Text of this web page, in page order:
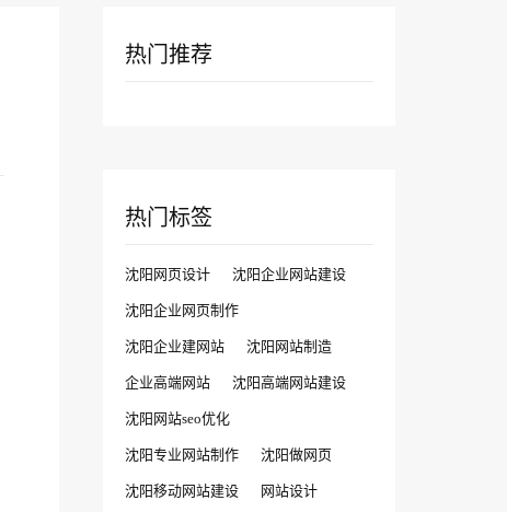
热门推荐
热门标签
沈阳网页设计 沈阳企业网站建设
沈阳企业网页制作
沈阳企业建网站 沈阳网站制造
企业高端网站 沈阳高端网站建设
沈阳网站seo优化
沈阳专业网站制作 沈阳做网页
沈阳移动网站建设 网站设计